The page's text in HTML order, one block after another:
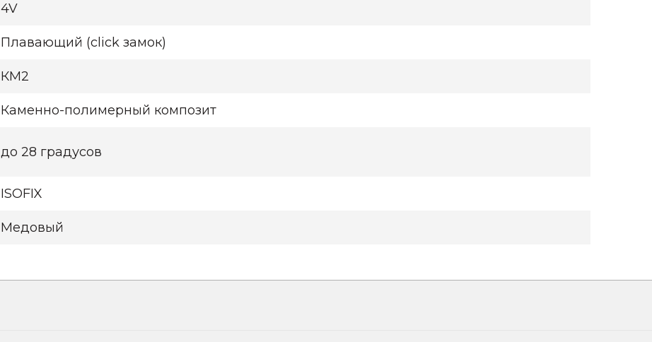
4V
Плавающий (click замок)
КМ2
Каменно-полимерный композит
до 28 градусов
ISOFIX
Медовый